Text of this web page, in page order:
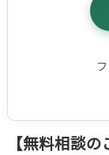
【無料相談の